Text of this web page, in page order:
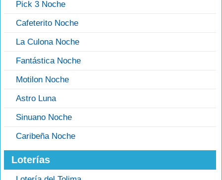
Pick 3 Noche
Cafeterito Noche
La Culona Noche
Fantástica Noche
Motilon Noche
Astro Luna
Sinuano Noche
Caribeña Noche
Loterías